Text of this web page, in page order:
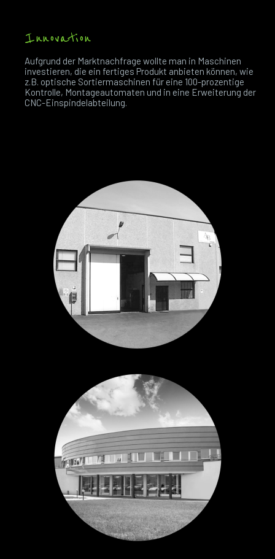
Innovation
Aufgrund der Marktnachfrage wollte man in Maschinen
investieren, die ein fertiges Produkt anbieten können, wie
z.B. optische Sortiermaschinen für eine 100-prozentige
Kontrolle, Montageautomaten und in eine Erweiterung der
CNC-Einspindelabteilung.